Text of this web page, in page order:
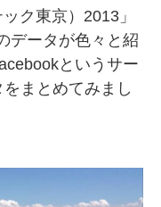
ク東京）2013」
データが色々と紹
というサー
まとめてみまし